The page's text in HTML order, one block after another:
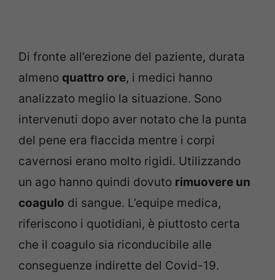
Di fronte all’erezione del paziente, durata
almeno quattro ore, i medici hanno
analizzato meglio la situazione. Sono
intervenuti dopo aver notato che la punta
del pene era flaccida mentre i corpi
cavernosi erano molto rigidi. Utilizzando
un ago hanno quindi dovuto rimuovere un
coagulo di sangue. L’equipe medica,
riferiscono i quotidiani, è piuttosto certa
che il coagulo sia riconducibile alle
conseguenze indirette del Covid-19.